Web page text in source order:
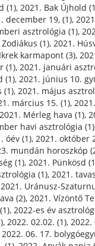
(1), 2021. Bak Újhold
december 19, (1),
asztrológia (1),
(1), 2021.
karmapont (3),
(1), 2021. januári
(1), 2021. június 10.
(1), 2021. május
március 15. (1),
2021. Mérleg hava (1),
havi asztrológia (1)
óév (1), 2021. október
mundán horoszkóp
(1), 2021. Pünkösd
(1), 2021.
2021. Uránusz-
(2), 2021. Vízöntő
, 2022-es év
, 2022. 02.02. (1), 2022.
2022. 06. 17.